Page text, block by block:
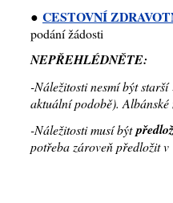
● CESTOVNÍ
podání žádosti
NEPŘEHLÉDNĚTE:
-Náležitosti nesmí být starší
aktuální podobě).
-Náležitosti musí být
potřeba zároveň předložit